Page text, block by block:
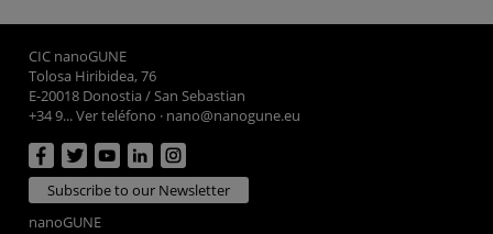
CIC nanoGUNE
Tolosa Hiribidea, 76
E-20018 Donostia / San Sebastian
+34 9... Ver teléfono · nano@nanogune.eu
Subscribe to our Newsletter
nanoGUNE